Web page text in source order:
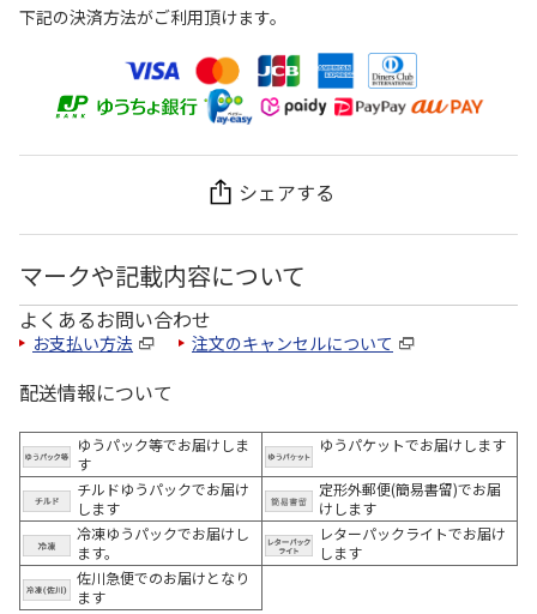
下記の決済方法がご利用頂けます。
シェアする
マークや記載内容について
よくあるお問い合わせ
お支払い方法 注文のキャンセルについて
配送情報について
ゆうパック等でお届けしま
す
ゆうパケットでお届けします
チルドゆうパックでお届け
します
定形外郵便(簡易書留)でお届
けします
冷凍ゆうパックでお届けし
ます。
レターパックライトでお届け
します
佐川急便でのお届けとなり
ます